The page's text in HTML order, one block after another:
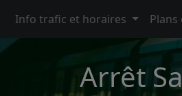
Info trafic et horaires Plans
Arrêt